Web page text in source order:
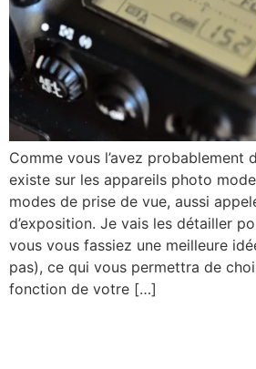
Comme vous l’avez probablement
existe sur les appareils photo
modes de prise de vue, aussi
d’exposition. Je vais les détailler
vous vous fassiez une meilleure
pas), ce qui vous permettra de
fonction de votre […]